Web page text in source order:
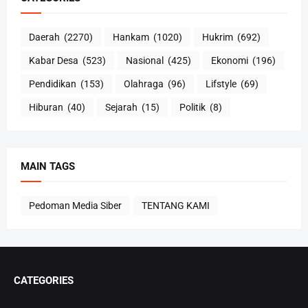
Daerah (2270) Hankam (1020) Hukrim (692)
Kabar Desa (523) Nasional (425) Ekonomi (196)
Pendidikan (153) Olahraga (96) Lifstyle (69)
Hiburan (40) Sejarah (15) Politik (8)
MAIN TAGS
Pedoman Media Siber TENTANG KAMI
CATEGORIES